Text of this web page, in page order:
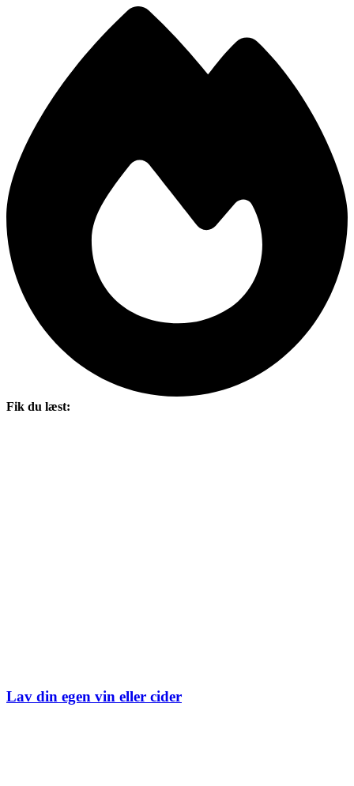
Fik du læst:
Lav din egen vin eller cider